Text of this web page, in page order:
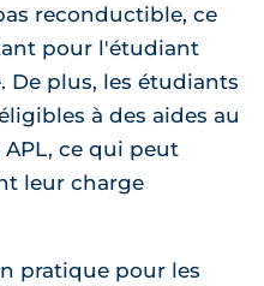
reconductible, ce
pour l'étudiant
De plus, les étudiants
à des aides au
ce qui peut
leur charge
pratique pour les